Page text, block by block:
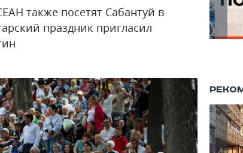
также посетят Сабантуй в
праздник пригласил